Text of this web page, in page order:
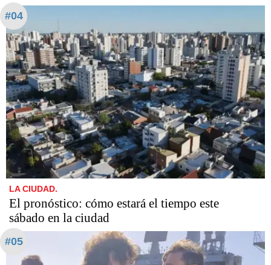
#04
LA CIUDAD.
El pronóstico: cómo estará el tiempo este
sábado en la ciudad
#05